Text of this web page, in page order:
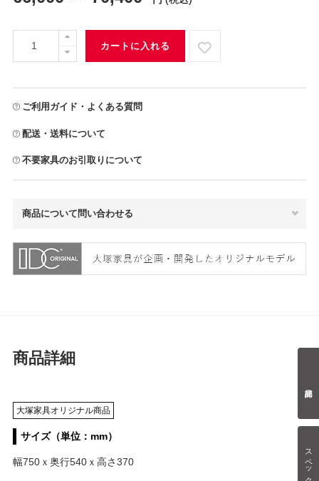
スペック情報
カートに入れる
ご利用ガイド・よくある質問
配送・送料について
不要家具のお引取りについて
商品について問い合わせる
商品詳細
大塚家具オリジナル商品
サイズ（単位：mm）
幅750ｘ奥行540ｘ高さ370